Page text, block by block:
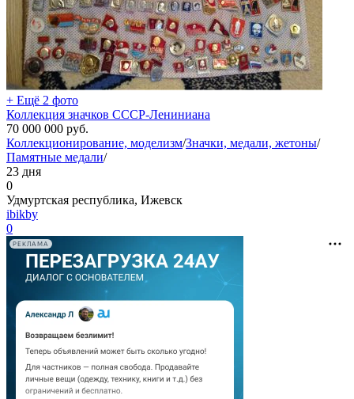
+ Ещё 2 фото
Коллекция значков СССР-Лениниана
70 000 000 руб.
Коллекционирование, моделизм/Значки, медали, жетоны/
Памятные медали/
23 дня
0
Удмуртская республика, Ижевск
ibikby
0
РЕКЛАМА